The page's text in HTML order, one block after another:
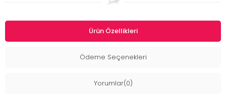
Ürün Özellikleri
Ödeme Seçenekleri
Yorumlar(0)